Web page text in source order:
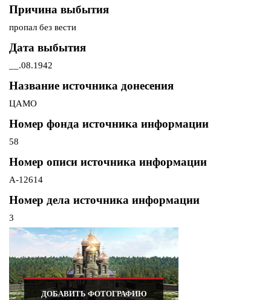
Причина выбытия
пропал без вести
Дата выбытия
__.08.1942
Название источника донесения
ЦАМО
Номер фонда источника информации
58
Номер описи источника информации
A-12614
Номер дела источника информации
3
ДОБАВИТЬ ФОТОГРАФИЮ